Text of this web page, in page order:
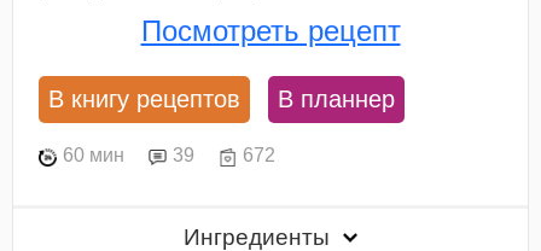
Посмотреть рецепт
В книгу рецептов В планнер
60 мин 39 672
Ингредиенты